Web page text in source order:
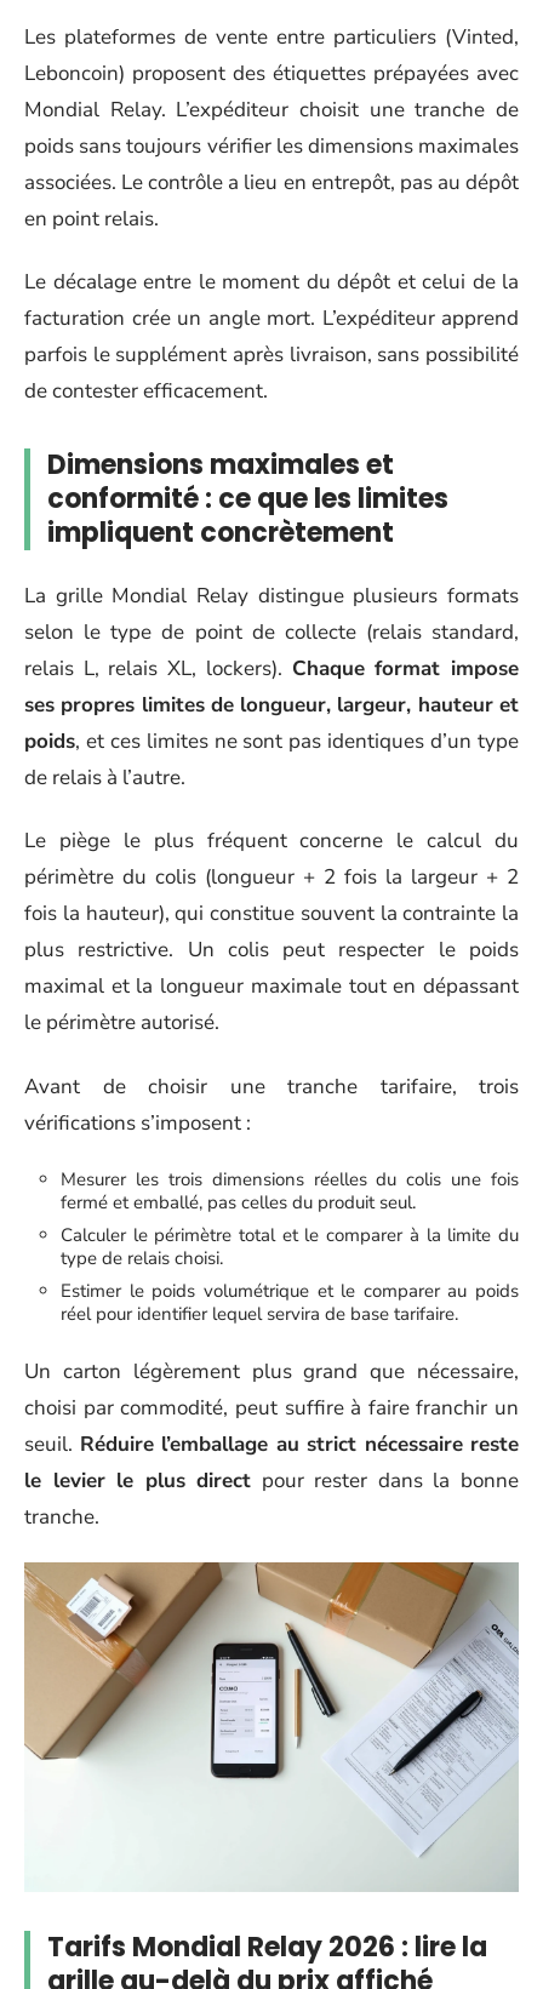
Les plateformes de vente entre particuliers (Vinted,
Leboncoin) proposent des étiquettes prépayées avec
Mondial Relay. L’expéditeur choisit une tranche de
poids sans toujours vérifier les dimensions maximales
associées. Le contrôle a lieu en entrepôt, pas au dépôt
en point relais.
Le décalage entre le moment du dépôt et celui de la
facturation crée un angle mort. L’expéditeur apprend
parfois le supplément après livraison, sans possibilité
de contester efficacement.
Dimensions maximales et
conformité : ce que les limites
impliquent concrètement
La grille Mondial Relay distingue plusieurs formats
selon le type de point de collecte (relais standard,
relais L, relais XL, lockers). Chaque format impose
ses propres limites de longueur, largeur, hauteur et
poids, et ces limites ne sont pas identiques d’un type
de relais à l’autre.
Le piège le plus fréquent concerne le calcul du
périmètre du colis (longueur + 2 fois la largeur + 2
fois la hauteur), qui constitue souvent la contrainte la
plus restrictive. Un colis peut respecter le poids
maximal et la longueur maximale tout en dépassant
le périmètre autorisé.
Avant de choisir une tranche tarifaire, trois
vérifications s’imposent :
Mesurer les trois dimensions réelles du colis une fois
fermé et emballé, pas celles du produit seul.
Calculer le périmètre total et le comparer à la limite du
type de relais choisi.
Estimer le poids volumétrique et le comparer au poids
réel pour identifier lequel servira de base tarifaire.
Un carton légèrement plus grand que nécessaire,
choisi par commodité, peut suffire à faire franchir un
seuil. Réduire l’emballage au strict nécessaire reste
le levier le plus direct pour rester dans la bonne
tranche.
Tarifs Mondial Relay 2026 : lire la
grille au-delà du prix affiché